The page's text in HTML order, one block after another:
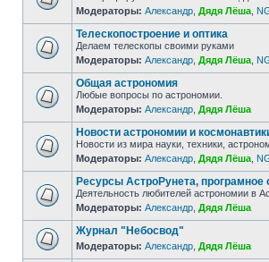
Модераторы: Александр Дядя Лёша
Телескопостроение и оптика
Делаем телескопы своими руками
Модераторы: Александр Дядя Лёша
Общая астрономия
Любые вопросы по астрономии.
Модераторы: Александр Дядя Лёша
Новости астрономии и
Новости из мира науки, техники,
Модераторы: Александр Дядя Лёша
Ресурсы АстроРунета,
Деятельность любителей астрономии в
Модераторы: Александр Дядя Лёша
Журнал "Небосвод"
Модераторы: Александр Дядя Лёша